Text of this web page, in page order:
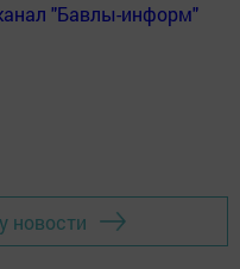
"Бавлы-информ"
новости